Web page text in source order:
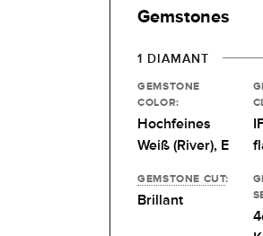
Gemstones
1 DIAMANT
GEMSTONE
COLOR:
Hochfeines
Weiß (River), E
GEMSTONE CUT:
Brillant